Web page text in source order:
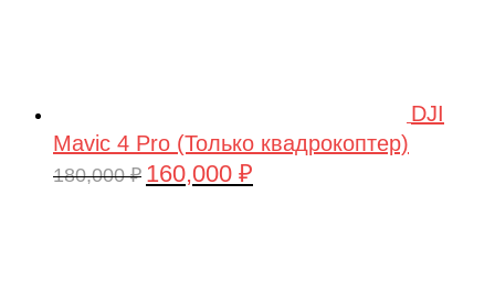
DJI
Mavic 4 Pro (Только квадрокоптер)
180,000₽ Первоначальная
160,000 ₽